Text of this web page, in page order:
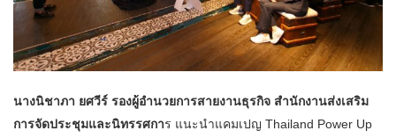
นางนิชาภา ยศวีร์ รองผู้อำนวยการสายงานธุรกิจ สำนักงานส่งเสริม
การจัดประชุมและนิทรรศการ แนะนำแคมเปญ Thailand Power Up